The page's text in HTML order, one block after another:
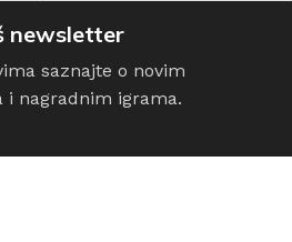
newsletter
saznajte o novim
i nagradnim igrama.